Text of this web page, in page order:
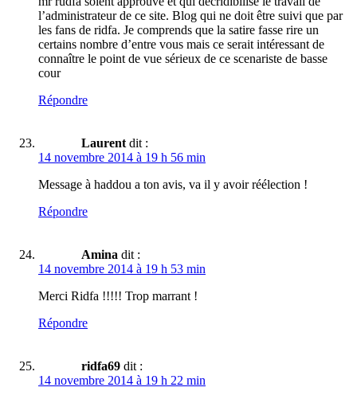
l’administrateur de ce site. Blog qui ne doit être suivi que par
les fans de ridfa. Je comprends que la satire fasse rire un
certains nombre d’entre vous mais ce serait intéressant de
connaître le point de vue sérieux de ce scenariste de basse
cour
Répondre
Laurent dit :
14 novembre 2014 à 19 h 56 min
Message à haddou a ton avis, va il y avoir réélection !
Répondre
Amina dit :
14 novembre 2014 à 19 h 53 min
Merci Ridfa !!!!! Trop marrant !
Répondre
ridfa69 dit :
14 novembre 2014 à 19 h 22 min